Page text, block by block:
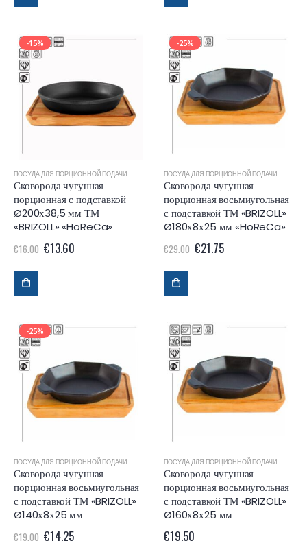
-15%
ПОСУДА ДЛЯ ПОРЦИОННОЙ ПОДАЧИ
Сковорода чугунная
порционная с подставкой
Ø200х38,5 мм ТМ
«BRIZOLL» «HoReCa»
€16.00 €13.60
-25%
ПОСУДА ДЛЯ ПОРЦИОННОЙ ПОДАЧИ
Сковорода чугунная
порционная восьмиугольная
с подставкой ТМ «BRIZOLL»
Ø180х8х25 мм «HoReCa»
€29.00 €21.75
-25%
ПОСУДА ДЛЯ ПОРЦИОННОЙ ПОДАЧИ
Сковорода чугунная
порционная восьмиугольная
с подставкой ТМ «BRIZOLL»
Ø140х8х25 мм
€19.00 €14.25
ПОСУДА ДЛЯ ПОРЦИОННОЙ ПОДАЧИ
Сковорода чугунная
порционная восьмиугольная
с подставкой ТМ «BRIZOLL»
Ø160х8х25 мм
€19.50